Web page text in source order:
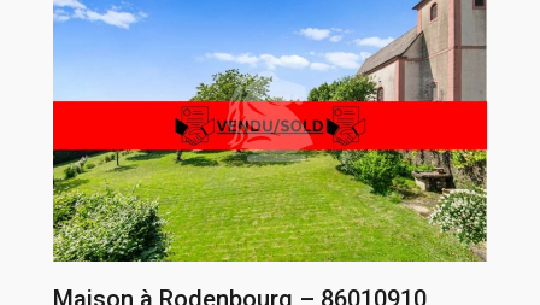
Maison à Rodenbourg – 86010910